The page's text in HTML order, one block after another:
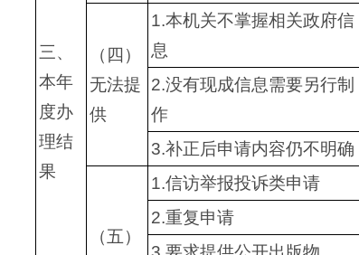
三、
本年
度办
理结
果
（四）
无法提
供
1.本机关不掌握相关政府信
息
2.没有现成信息需要另行制
作
3.补正后申请内容仍不明确
（五）
1.信访举报投诉类申请
2.重复申请